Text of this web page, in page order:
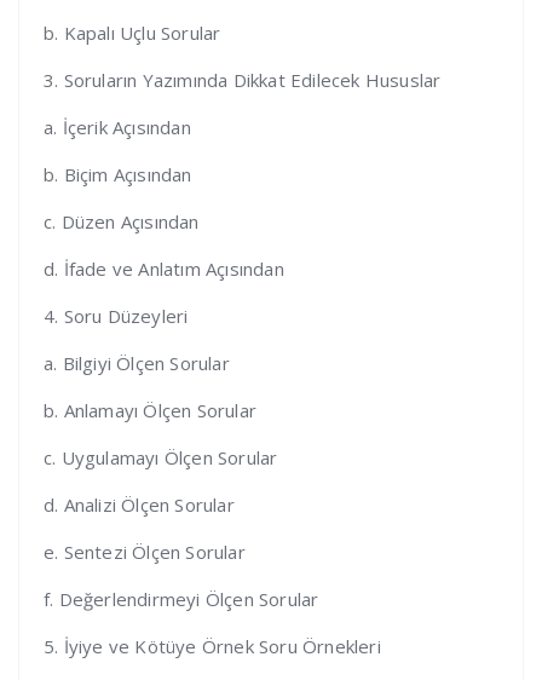
b. Kapalı Uçlu Sorular
3. Soruların Yazımında Dikkat Edilecek Hususlar
a. İçerik Açısından
b. Biçim Açısından
c. Düzen Açısından
d. İfade ve Anlatım Açısından
4. Soru Düzeyleri
a. Bilgiyi Ölçen Sorular
b. Anlamayı Ölçen Sorular
c. Uygulamayı Ölçen Sorular
d. Analizi Ölçen Sorular
e. Sentezi Ölçen Sorular
f. Değerlendirmeyi Ölçen Sorular
5. İyiye ve Kötüye Örnek Soru Örnekleri